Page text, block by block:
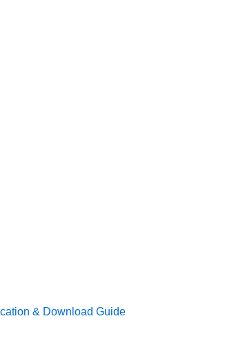
& Download Guide